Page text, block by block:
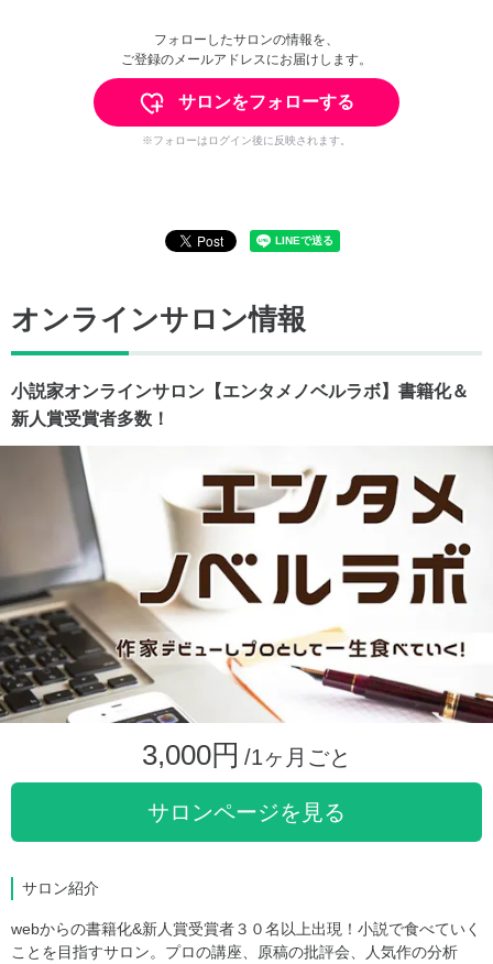
フォローしたサロンの情報を、
ご登録のメールアドレスにお届けします。
サロンをフォローする
※フォローはログイン後に反映されます。
オンラインサロン情報
小説家オンラインサロン【エンタメノベルラボ】書籍化＆
新人賞受賞者多数！
3,000円 /1ヶ月ごと
サロンページを見る
サロン紹介
webからの書籍化&新人賞受賞者３０名以上出現！小説で食べていく
ことを目指すサロン。プロの講座、原稿の批評会、人気作の分析